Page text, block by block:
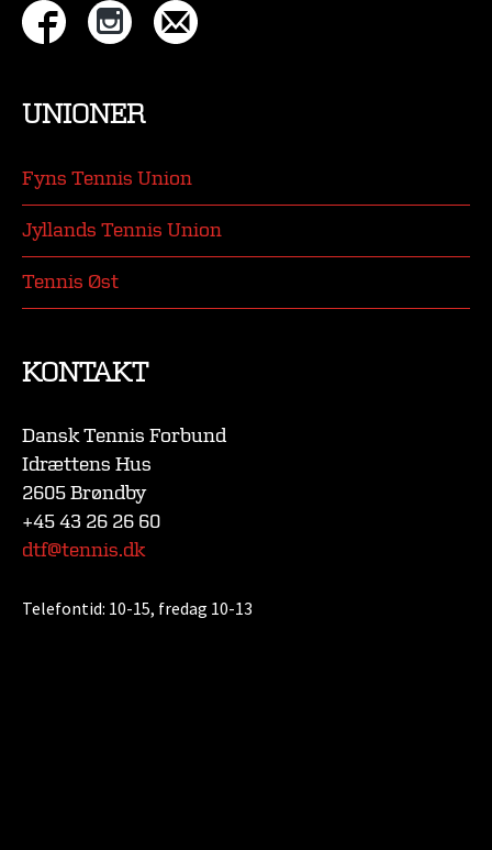
UNIONER
Fyns Tennis Union
Jyllands Tennis Union
Tennis Øst
KONTAKT
Dansk Tennis Forbund
Idrættens Hus
2605 Brøndby
+45 43 26 26 60
dtf@tennis.dk
Telefontid: 10-15, fredag 10-13